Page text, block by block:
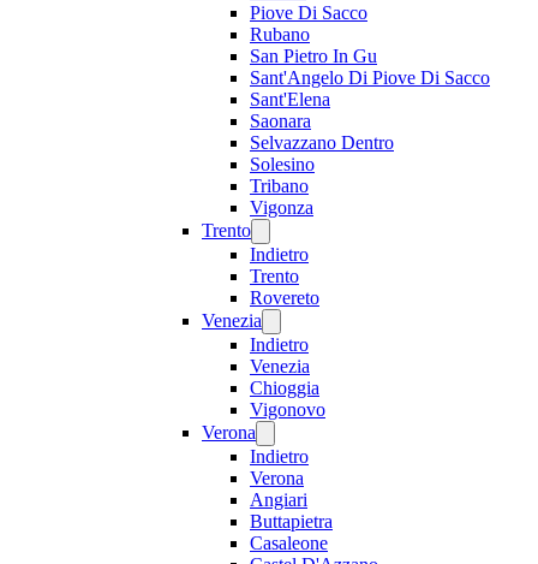
Piove Di Sacco
Rubano
San Pietro In Gu
Sant'Angelo Di Piove Di Sacco
Sant'Elena
Saonara
Selvazzano Dentro
Solesino
Tribano
Vigonza
Trento
Indietro
Trento
Rovereto
Venezia
Indietro
Venezia
Chioggia
Vigonovo
Verona
Indietro
Verona
Angiari
Buttapietra
Casaleone